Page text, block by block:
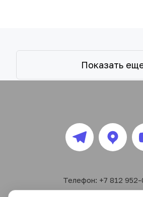
Показать
Телефон: +7 812
Почта: